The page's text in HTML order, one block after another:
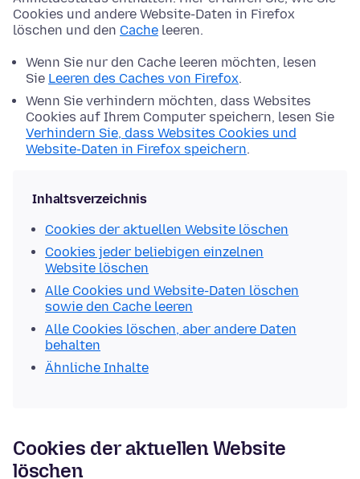
Cookies und andere Website-Daten in Firefox
löschen und den Cache leeren.
Wenn Sie nur den Cache leeren möchten, lesen
Sie Leeren des Caches von Firefox.
Wenn Sie verhindern möchten, dass Websites
Cookies auf Ihrem Computer speichern, lesen Sie
Verhindern Sie, dass Websites Cookies und
Website-Daten in Firefox speichern.
Inhaltsverzeichnis
Cookies der aktuellen Website löschen
Cookies jeder beliebigen einzelnen
Website löschen
Alle Cookies und Website-Daten löschen
sowie den Cache leeren
Alle Cookies löschen, aber andere Daten
behalten
Ähnliche Inhalte
Cookies der aktuellen Website
löschen